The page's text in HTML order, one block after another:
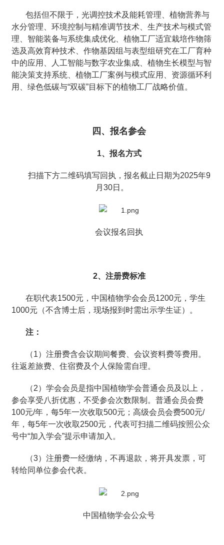
包括但不限于，光调控技术及能耗管理、植物营养与
水分管理、环境控制与精准调节技术、生产技术与模式管
理、智能装备与系统集成优化、植物工厂适宜栽培作物筛
选及高效育种技术、作物基因组与表型组研究在工厂育种
中的应用、人工智能与数字农业集成、植物生长模型与智
能决策支持系统、植物工厂案例与模式应用、资源循环利
用、绿色低碳与“双碳”目标下的植物工厂战略价值。
四、报名参会
1、报名方式
扫描下方二维码填写回执，报名截止日期为2025年9
月30日。
会议报名回执
2、注册费标准
在职代表1500元，中国植物学会会员1200元，学生
1000元（不含博士后，现场报到时需出示学生证）。
注：
（1）注册费含会议期间餐费、会议资料费等费用。
往返差旅费、住宿费及个人保险需自理。
（2）学会会员是指中国植物学会普通会员及以上，
参会享受八折优惠，不受参会次数限制。普通会员会费
100元/年，每5年一次收取500元；高级会员会费500元/
年，每5年一次收取2500元，代表可扫描二维码按照公众
号中“加入学会”提示申请加入。
（3）注册费一经缴纳，不再退款，将开具发票，可
转给同单位参会代表。
中国植物学会公众号